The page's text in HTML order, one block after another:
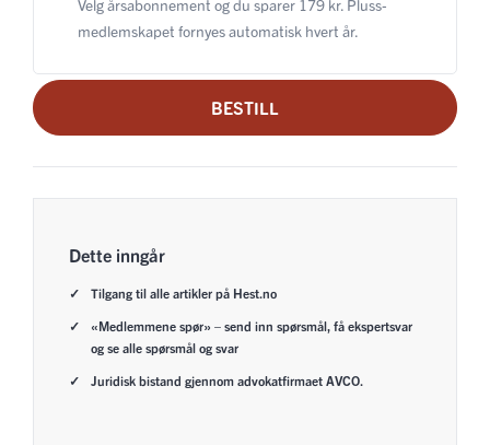
Velg årsabonnement og du sparer 179 kr. Pluss-
medlemskapet fornyes automatisk hvert år.
BESTILL
Dette inngår
Tilgang til alle artikler på Hest.no
«Medlemmene spør» – send inn spørsmål, få ekspertsvar
og se alle spørsmål og svar
Juridisk bistand gjennom advokatfirmaet AVCO.